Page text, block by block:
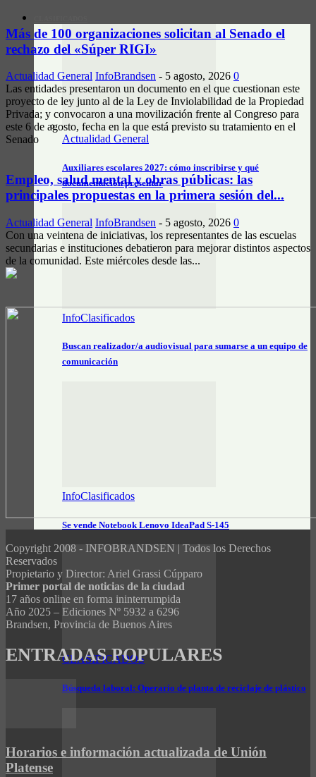
Actualidad General
Auxiliares escolares 2027: cómo inscribirse y qué
documentación presentar
InfoClasificados
Buscan realizador/a audiovisual para sumarse a un equipo de
comunicación
InfoClasificados
Se vende Notebook Lenovo IdeaPad S-145
CLASIFICADOS
Búsqueda laboral: Operario de planta de reciclaje de plástico
Más de 100 organizaciones solicitan al Senado el
rechazo del «Súper RIGI»
Actualidad General InfoBrandsen - 5 agosto, 2026 0
Las entidades presentaron un documento en el que cuestionan este
proyecto de ley junto al de la Ley de Inviolabilidad de la Propiedad
Privada; y convocaron a una movilización frente al Congreso para
este 6 de agosto, fecha en la que está previsto su tratamiento en el
Senado
Empleo, salud mental y obras públicas: las
principales propuestas en la primera sesión del...
Actualidad General InfoBrandsen - 5 agosto, 2026 0
Con una veintena de iniciativas, los representantes de las escuelas
secundarias e instituciones debatieron para mejorar distintos aspectos
de la comunidad. Este miércoles desde las...
Copyright 2008 - INFOBRANDSEN | Todos los Derechos
Reservados
Propietario y Director: Ariel Grassi Cúpparo
Primer portal de noticias de la ciudad
17 años online en forma ininterrumpida
Año 2025 – Ediciones Nº 5932 a 6296
Brandsen, Provincia de Buenos Aires
ENTRADAS POPULARES
Horarios e información actualizada de Unión
Platense